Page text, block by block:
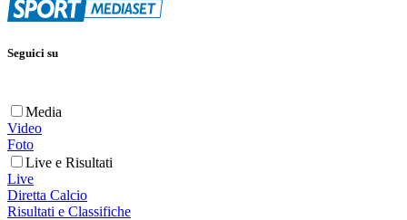
Seguici su
Media
Video
Foto
Live e Risultati
Live
Diretta Calcio
Risultati e Classifiche